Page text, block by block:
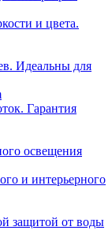
и цвета.
Идеальны для
Гарантия
освещения
и интерьерного
защитой от воды